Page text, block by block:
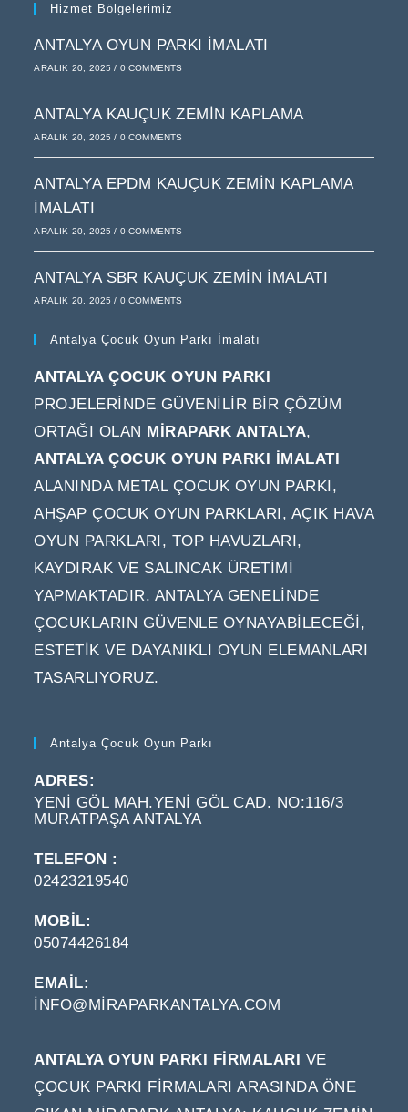
Hizmet Bölgelerimiz
ANTALYA OYUN PARKI İMALATI
ARALIK 20, 2025 / 0 COMMENTS
ANTALYA KAUÇUK ZEMIN KAPLAMA
ARALIK 20, 2025 / 0 COMMENTS
ANTALYA EPDM KAUÇUK ZEMIN KAPLAMA
İMALATI
ARALIK 20, 2025 / 0 COMMENTS
ANTALYA SBR KAUÇUK ZEMIN İMALATI
ARALIK 20, 2025 / 0 COMMENTS
Antalya Çocuk Oyun Parkı İmalatı
ANTALYA ÇOCUK OYUN PARKI
PROJELERINDE GÜVENILIR BIR ÇÖZÜM
ORTAĞI OLAN MIRAPARK ANTALYA,
ANTALYA ÇOCUK OYUN PARKI IMALATI
ALANINDA METAL ÇOCUK OYUN PARKI,
AHŞAP ÇOCUK OYUN PARKLARI, AÇIK HAVA
OYUN PARKLARI, TOP HAVUZLARI,
KAYDIRAK VE SALINCAK ÜRETIMI
YAPMAKTADIR. ANTALYA GENELINDE
ÇOCUKLARIN GÜVENLE OYNAYABILECEĞI,
ESTETIK VE DAYANIKLI OYUN ELEMANLARI
TASARLIYORUZ.
Antalya Çocuk Oyun Parkı
ADRES:
YENI GÖL MAH.YENI GÖL CAD. NO:116/3
MURATPAŞA ANTALYA
TELEFON :
02423219540
MOBIL:
05074426184
EMAIL:
INFO@MIRAPARKANTALYA.COM
ANTALYA OYUN PARKI FIRMALARI VE
ÇOCUK PARKI FIRMALARI ARASINDA ÖNE